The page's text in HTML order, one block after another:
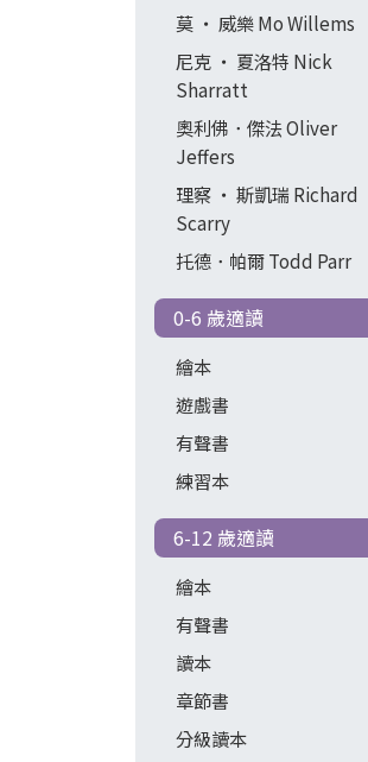
莫 ‧ 威樂 Mo Willems
尼克 ‧ 夏洛特 Nick
Sharratt
奧利佛．傑法 Oliver
Jeffers
理察 ‧ 斯凱瑞 Richard
Scarry
托德．帕爾 Todd Parr
0-6 歲適讀
繪本
遊戲書
有聲書
練習本
6-12 歲適讀
繪本
有聲書
讀本
章節書
分級讀本